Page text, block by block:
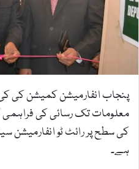
l
پنجاب انفارمیشن کمیشن کی
معلومات تک رسائی کی فراہمی
کی سطح پر رائٹ ٹو انفارمیشن
ہے۔